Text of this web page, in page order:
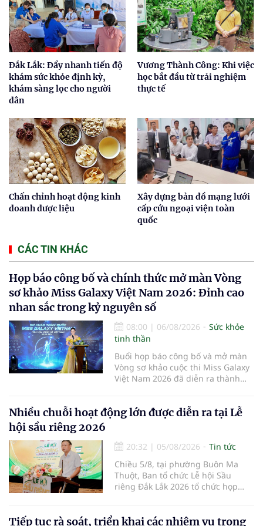
Đắk Lắk: Đẩy nhanh tiến độ
khám sức khỏe định kỳ,
khám sàng lọc cho người
dân
Vương Thành Công: Khi việc
học bắt đầu từ trải nghiệm
thực tế
Chấn chỉnh hoạt động kinh
doanh dược liệu
Xây dựng bản đồ mạng lưới
cấp cứu ngoại viện toàn
quốc
CÁC TIN KHÁC
Họp báo công bố và chính thức mở màn Vòng
sơ khảo Miss Galaxy Việt Nam 2026: Đỉnh cao
nhan sắc trong kỷ nguyên số
08:00 | 06/08/2026
Sức khỏe
tinh thần
Buổi họp báo công bố và mở màn
Vòng sơ khảo cuộc thi Miss Galaxy
Việt Nam 2026 đã diễn ra thành
sắc quy mô, khác biệt và tiên
lĩnh, Văn hóa và Công nghệ số
Nhiều chuỗi hoạt động lớn được diễn ra tại Lễ
hội sầu riêng 2026
20:32 | 05/08/2026
Tin tức
Chiều 5/8, tại phường Buôn Ma
Thuột, Ban tổ chức Lễ hội Sầu
riêng Đắk Lắk 2026 tổ chức họp
hội Sầu riêng Đắk Lắk năm 2026 có
Tiếp tục rà soát, triển khai các nhiệm vụ trong